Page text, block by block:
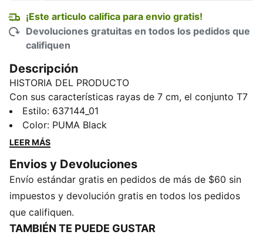
¡Este articulo califica para envio gratis!
Devoluciones gratuitas en todos los pedidos que
califiquen
Descripción
HISTORIA DEL PRODUCTO
Con sus características rayas de 7 cm, el conjunto T7
se lanzó al mercado en 1968 y, desde entonces, ha
estado revolucionando el estilo. Esa misma actitud se
refleja en esta chamarra acolchada con tecnología
cuello para ayudarte a mantenerte abrigada y seca.
CARACTERÍSTICAS Y BENEFICIOS
AISLAMIENTO: Añade calidez en climas fríos con el
aislamiento térmico warmCELL, que atrapa el calor
cerca del cuerpo
Estilo: 637144_01
Color: PUMA Black
LEER MÁS
Envios y Devoluciones
Envío estándar gratis en pedidos de más de $60 sin
impuestos y devolución gratis en todos los pedidos
que califiquen.
TAMBIÉN TE PUEDE GUSTAR